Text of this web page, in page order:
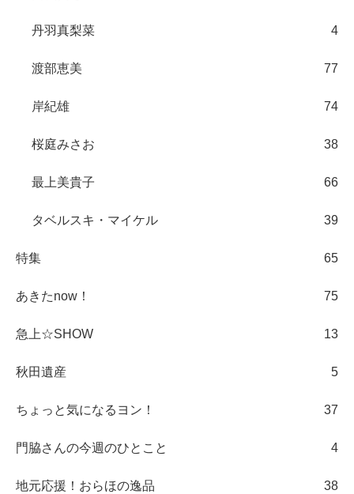
丹羽真梨菜 4
渡部恵美 77
岸紀雄 74
桜庭みさお 38
最上美貴子 66
タベルスキ・マイケル 39
特集 65
あきたnow！ 75
急上☆SHOW 13
秋田遺産 5
ちょっと気になるヨン！ 37
門脇さんの今週のひとこと 4
地元応援！おらほの逸品 38